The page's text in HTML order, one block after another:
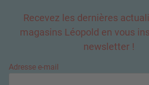
Recevez les dernières
magasins Léopold en vous
newsletter !
Adresse e-mail